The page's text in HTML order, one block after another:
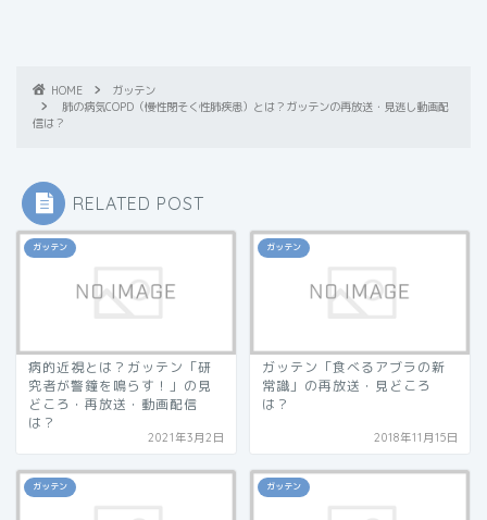
HOME
ガッテン
肺の病気COPD（慢性閉そく性肺疾患）とは？ガッテンの再放送・見逃し動画配
信は？
RELATED POST
ガッテン
病的近視とは？ガッテン「研
究者が警鐘を鳴らす！」の見
どころ・再放送・動画配信
は？
2021年3月2日
ガッテン
ガッテン「食べるアブラの新
常識」の再放送・見どころ
は？
2018年11月15日
ガッテン ガッテン